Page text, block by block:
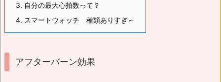
3. 自分の最大心拍数って？
4. スマートウォッチ 種類ありすぎ～
アフターバーン効果